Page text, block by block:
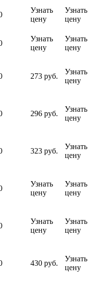
Узнать
цену
Узнать
цену
Узнать
цену
Узнать
цену
273 руб.
Узнать
цену
296 руб.
Узнать
цену
323 руб.
Узнать
цену
Узнать
цену
Узнать
цену
Узнать
цену
Узнать
цену
430 руб.
Узнать
цену